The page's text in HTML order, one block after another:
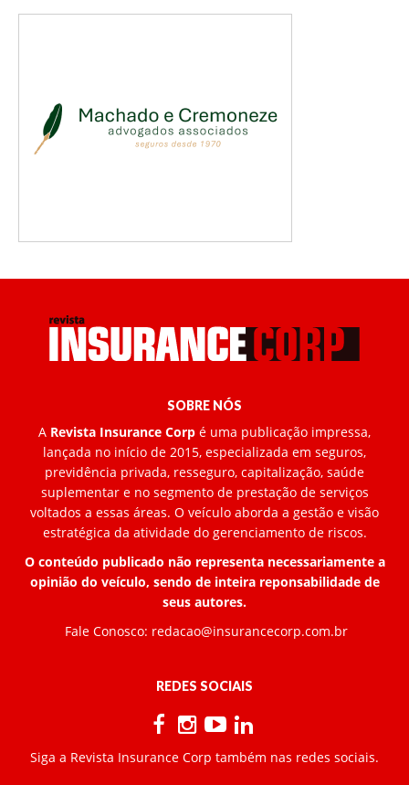
SOBRE NÓS
A Revista Insurance Corp é uma publicação impressa,
lançada no início de 2015, especializada em seguros,
previdência privada, resseguro, capitalização, saúde
suplementar e no segmento de prestação de serviços
voltados a essas áreas. O veículo aborda a gestão e visão
estratégica da atividade do gerenciamento de riscos.
O conteúdo publicado não representa necessariamente a
opinião do veículo, sendo de inteira reponsabilidade de
seus autores.
Fale Conosco: redacao@insurancecorp.com.br
REDES SOCIAIS
Siga a Revista Insurance Corp também nas redes sociais.